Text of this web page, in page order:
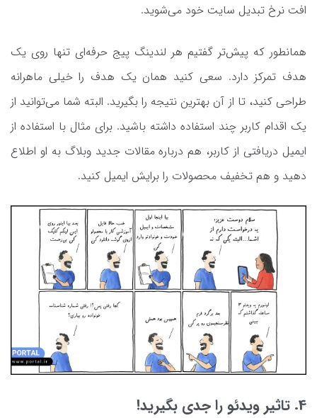
افت نرخ تبدیل سایت خود می‌شوید.
همانطور که پیش‌تر گفتیم هر لندینگ پیج حرفه‌ای تنها روی یک
هدف تمرکز دارد. سعی کنید همان یک هدف را خیلی ماهرانه
طراحی کنید، تا از آن بهترین نتیجه را بگیرید. البته شما می‌توانید از
یک اقدام کاربر چند استفاده داشته باشید. برای مثال با استفاده از
ایمیل دریافتی از کاربر، هم درباره مقالات جدید وبلاگ به او اطلاع
دهید و هم تخفیف محصولات را برایش ایمیل کنید.
4. تاثیر ویدئو را جدی بگیرید!